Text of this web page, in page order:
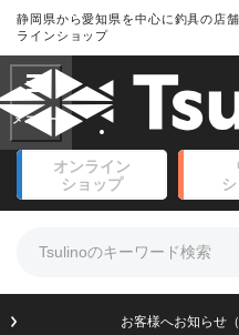
静岡県から愛知県を中心に釣具の店
ラインショップ
オンライン
ショップ
お客様
フリーワード
商品カテゴリ
リール・カスタム
フィッシングア
ラン
良